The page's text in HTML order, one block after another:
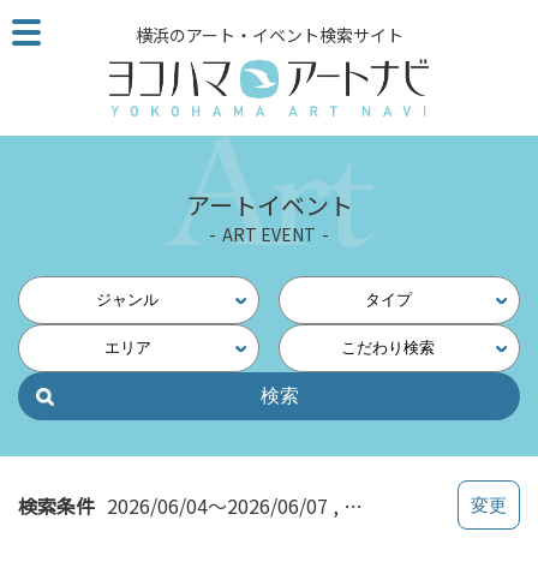
こ
の
ジ
読
他
ペ
の
横浜のアート・イベント検索サイト
アートイベント
ART EVENT
ジャンル タイプ
エリア こだわり検索
検索条件 2026/06/04～2026/06/07 横浜・南（磯子・本